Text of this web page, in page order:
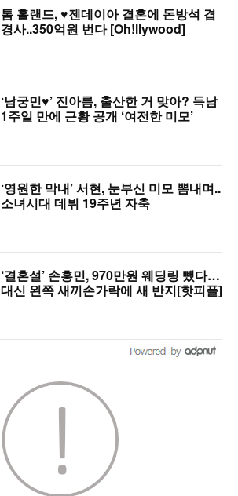
톰 홀랜드, ♥︎젠데이아 결혼에 돈방석 겹
경사..350억원 번다 [Oh!llywood]
‘남궁민♥’ 진아름, 출산한 거 맞아? 득남
1주일 만에 근황 공개 ‘여전한 미모’
‘영원한 막내’ 서현, 눈부신 미모 뽐내며..
소녀시대 데뷔 19주년 자축
‘결혼설’ 손흥민, 970만원 웨딩링 뺐다…
대신 왼쪽 새끼손가락에 새 반지[핫피플]